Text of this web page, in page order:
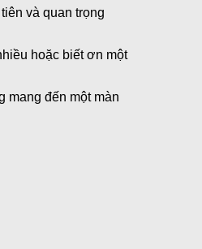
và quan trọng
hoặc biết ơn một
đến một màn